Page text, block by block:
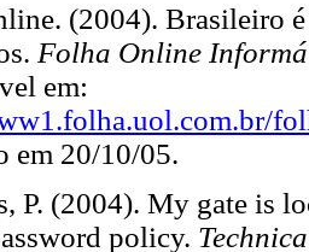
(2004). Brasileiro
Folha Online
em:
em 20/10/05.
P. (2004). My gate is
policy.